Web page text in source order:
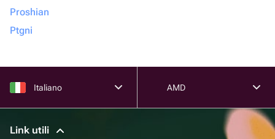
Proshian
Ptgni
Italiano AMD
Link utili